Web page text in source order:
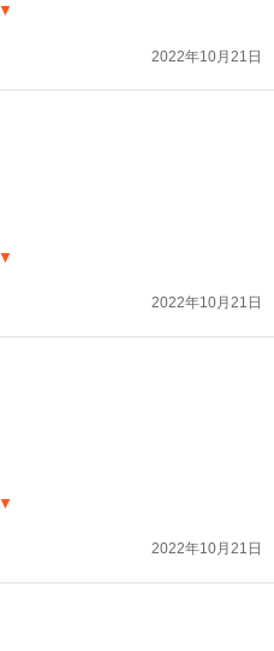
2022年10月21日
2022年10月21日
2022年10月21日